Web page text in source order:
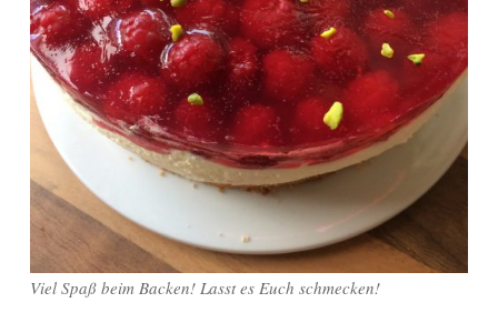
Viel Spaß beim Backen! Lasst es Euch schmecken!